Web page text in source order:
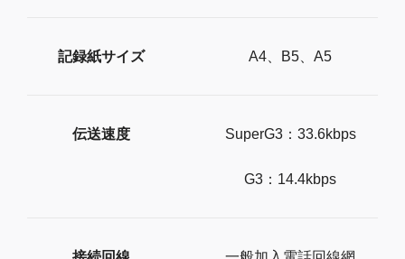
記録紙サイズ A4、B5、A5
伝送速度 SuperG3：33.6kbps
G3：14.4kbps